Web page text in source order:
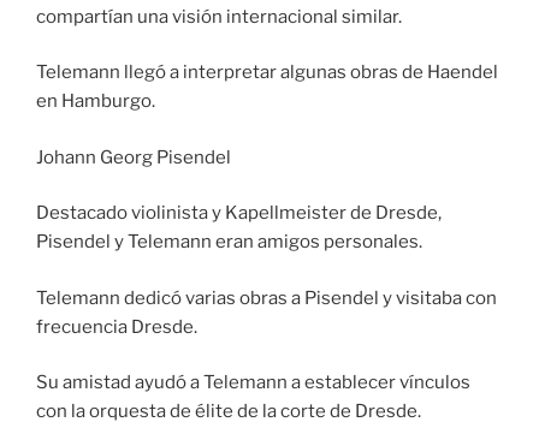
compartían una visión internacional similar.
Telemann llegó a interpretar algunas obras de Haendel
en Hamburgo.
Johann Georg Pisendel
Destacado violinista y Kapellmeister de Dresde,
Pisendel y Telemann eran amigos personales.
Telemann dedicó varias obras a Pisendel y visitaba con
frecuencia Dresde.
Su amistad ayudó a Telemann a establecer vínculos
con la orquesta de élite de la corte de Dresde.